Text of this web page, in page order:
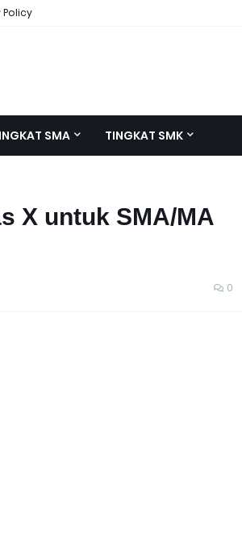
Policy
SMA TINGKAT SMK
X untuk SMA/MA
0